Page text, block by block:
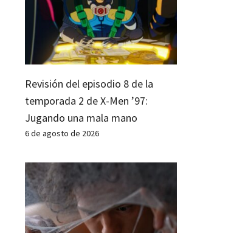
Revisión del episodio 8 de la
temporada 2 de X-Men ’97:
Jugando una mala mano
6 de agosto de 2026